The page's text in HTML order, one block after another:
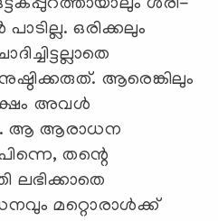
ശരി-
ഒരിക്കലും
ആരെങ്കിലും
അവള്‍
ആ ആരാധന
തന്റെ
ലഭിക്കാതെ
മറ്റൊരാള്‍ക്ക്